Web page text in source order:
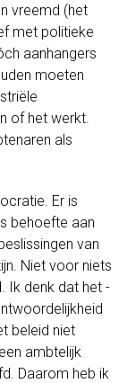
vreemd (het
met politieke
aanhangers
moeten
of het werkt.
als
Er is
behoefte aan
van
Niet voor niets
Ik denk dat het -
beleid niet
ambtelijk
Daarom heb ik